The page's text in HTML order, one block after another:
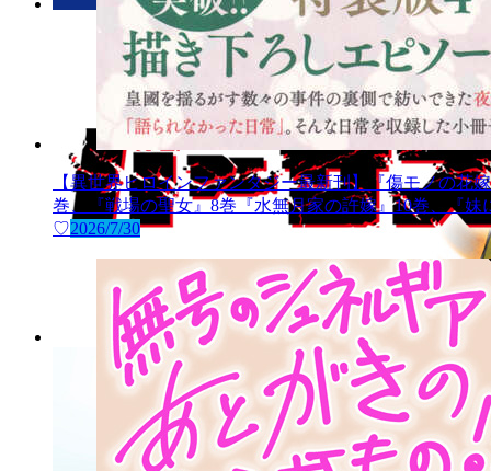
【異世界ヒロインファンタジー最新刊】『傷モノの
巻、『戦場の聖女』8巻『水無月家の許嫁』10巻、『
♡2026/7/30